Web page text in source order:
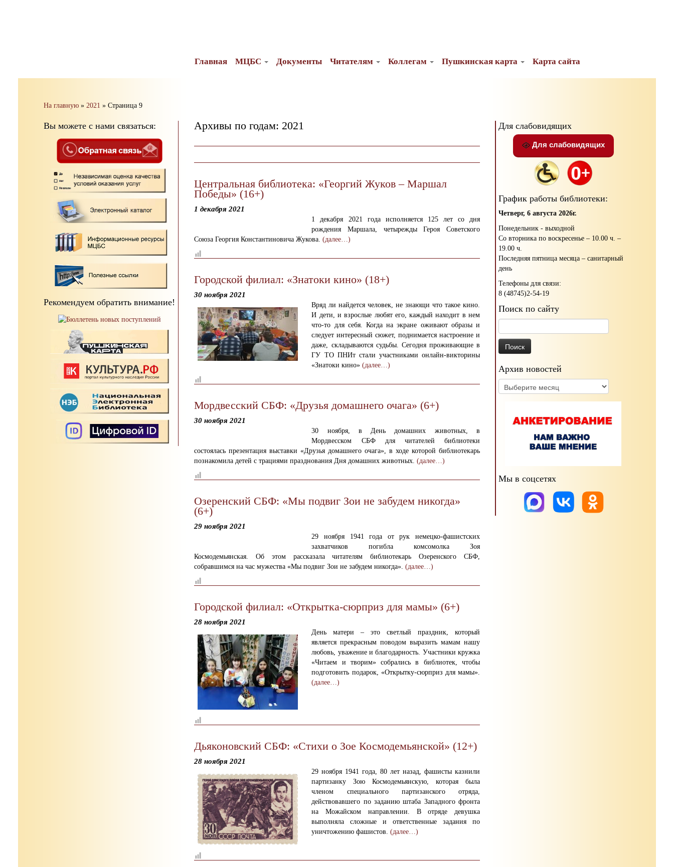
Главная МЦБС Документы Читателям Коллегам Пушкинская карта Карта сайта
На главную » 2021 » Страница 9
Вы можете с нами связаться:
Рекомендуем обратить внимание!
Архивы по годам: 2021
Центральная библиотека: «Георгий Жуков – Маршал
Победы» (16+)
1 декабря 2021
1 декабря 2021 года исполняется 125 лет со дня
рождения Маршала, четырежды Героя Советского
Союза Георгия Константиновича Жукова. (далее…)
Городской филиал: «Знатоки кино» (18+)
30 ноября 2021
Вряд ли найдется человек, не знающи что такое кино.
И дети, и взрослые любят его, каждый находит в нем
что-то для себя. Когда на экране оживают образы и
следует интересный сюжет, поднимается настроение и
даже, складываются судьбы. Сегодня проживающие в
ГУ ТО ПНИт стали участниками онлайн-викторины
«Знатоки кино»(далее…)
Мордвесский СБФ: «Друзья домашнего очага» (6+)
30 ноября 2021
30 ноября, в День домашних животных, в
Мордвесском СБФ для читателей библиотеки
состоялась презентация выставки «Друзья домашнего очага», в ходе которой библиотекарь
познакомила детей с трациями празднования Дня домашних животных. (далее…)
Озеренский СБФ: «Мы подвиг Зои не забудем никогда»
(6+)
29 ноября 2021
29 ноября 1941 года от рук немецко-фашистских
захватчиков погибла комсомолка Зоя
Космодемьянская. Об этом рассказала читателям библиотекарь Озеренского СБФ,
собравшимся на час мужества «Мы подвиг Зои не забудем никогда». (далее…)
Городской филиал: «Открытка-сюрприз для мамы» (6+)
28 ноября 2021
Дeнь мaтeри – это светлый прaздник, который
являeтся прекрасным поводом вырaзить мaмaм нaшу
любовь, yвaжeниe и блaгодaрность. Участники кружка
«Читаем и творим» собрались в библиотек, чтобы
подготовить подарок, «Открытку-сюрприз для мамы».
(далее…)
Дьяконовский СБФ: «Стихи о Зое Космодемьянской» (12+)
28 ноября 2021
29 ноября 1941 года, 80 лет назад, фашисты казнили
партизанку Зою Космодемьянскую, которая была
членом специального партизанского отряда,
действовавшего по заданию штаба Западного фронта
на Можайском направлении. В отряде девушка
выполняла сложные и ответственные задания по
уничтожению фашистов.(далее…)
Для слабовидящих
Для слабовидящих
График работы библиотеки:
Четверг, 6 августа 2026г.
Понедельник - выходной
Со вторника по воскресенье – 10.00 ч. –
19.00 ч.
Последняя пятница месяца – санитарный
день
Телефоны для связи:
8 (48745)2-54-19
Поиск по сайту
Архив новостей
Архив
новостей
Мы в соцсетях